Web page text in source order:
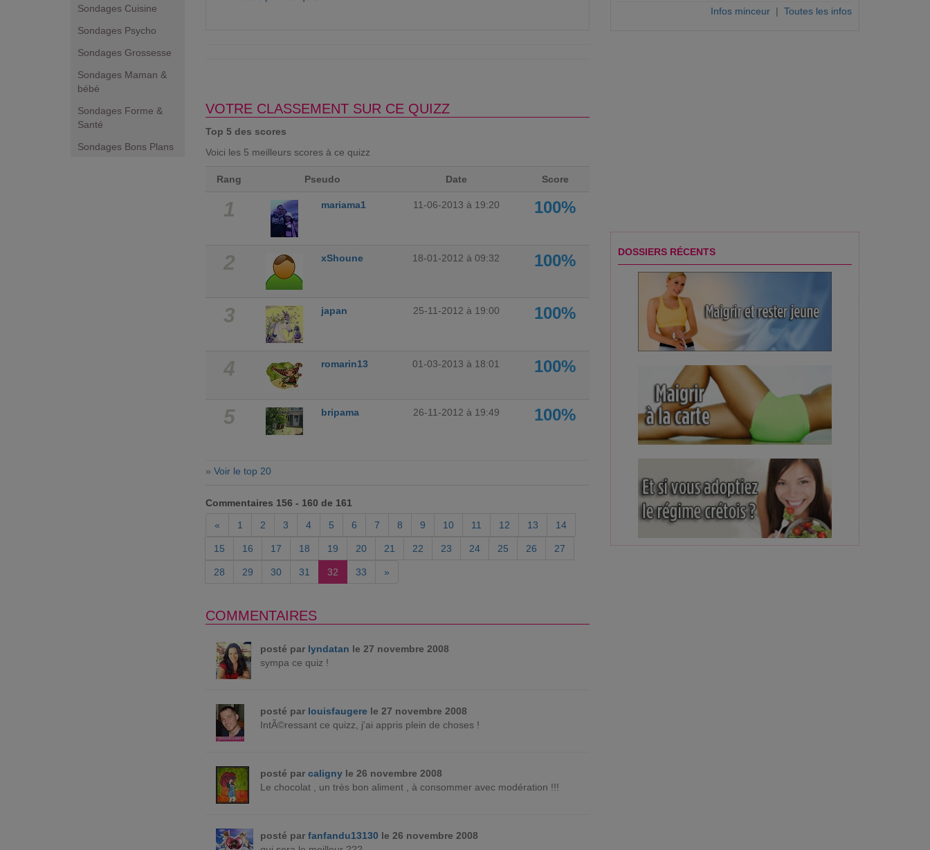
Sondages Cuisine
Sondages Psycho
Sondages Grossesse
Sondages Maman &
bébé
Sondages Forme &
Santé
Sondages Bons Plans
VOTRE CLASSEMENT SUR CE QUIZZ
Top 5 des scores
Voici les 5 meilleurs scores à ce quizz
Rang Pseudo Date Score
1 mariama1 11-06-2013 à 19:20 100%
2 xShoune 18-01-2012 à 09:32 100%
3 japan 25-11-2012 à 19:00 100%
4 romarin13 01-03-2013 à 18:01 100%
5 bripama 26-11-2012 à 19:49 100%
» Voir le top 20
Commentaires 156 - 160 de 161
«
1 2 3 4 5 6 7 8 9 10 11 12 13 14
15 16 17 18 19 20 21 22 23 24 25 26 27
28 29 30 31 32 33 »
COMMENTAIRES
posté par lyndatan le 27 novembre 2008
sympa ce quiz !
posté par louisfaugere le 27 novembre 2008
IntÃ©ressant ce quizz, j'ai appris plein de choses !
posté parcaligny le 26 novembre 2008
Le chocolat , un très bon aliment , à consommer avec modération !!!
posté parfanfandu13130 le 26 novembre 2008
Infos minceur | Toutes les infos
DOSSIERS RÉCENTS